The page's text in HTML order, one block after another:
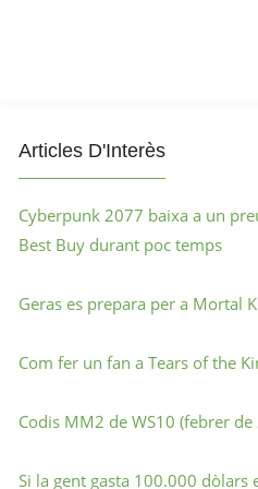
Articles D'Interès
Cyberpunk 2077 baixa a un
Best Buy durant poc temps
Geras es prepara per a Mortal
Com fer un fan a Tears of the
Codis MM2 de WS10 (febrer de
Si la gent gasta 100.000 dòlars